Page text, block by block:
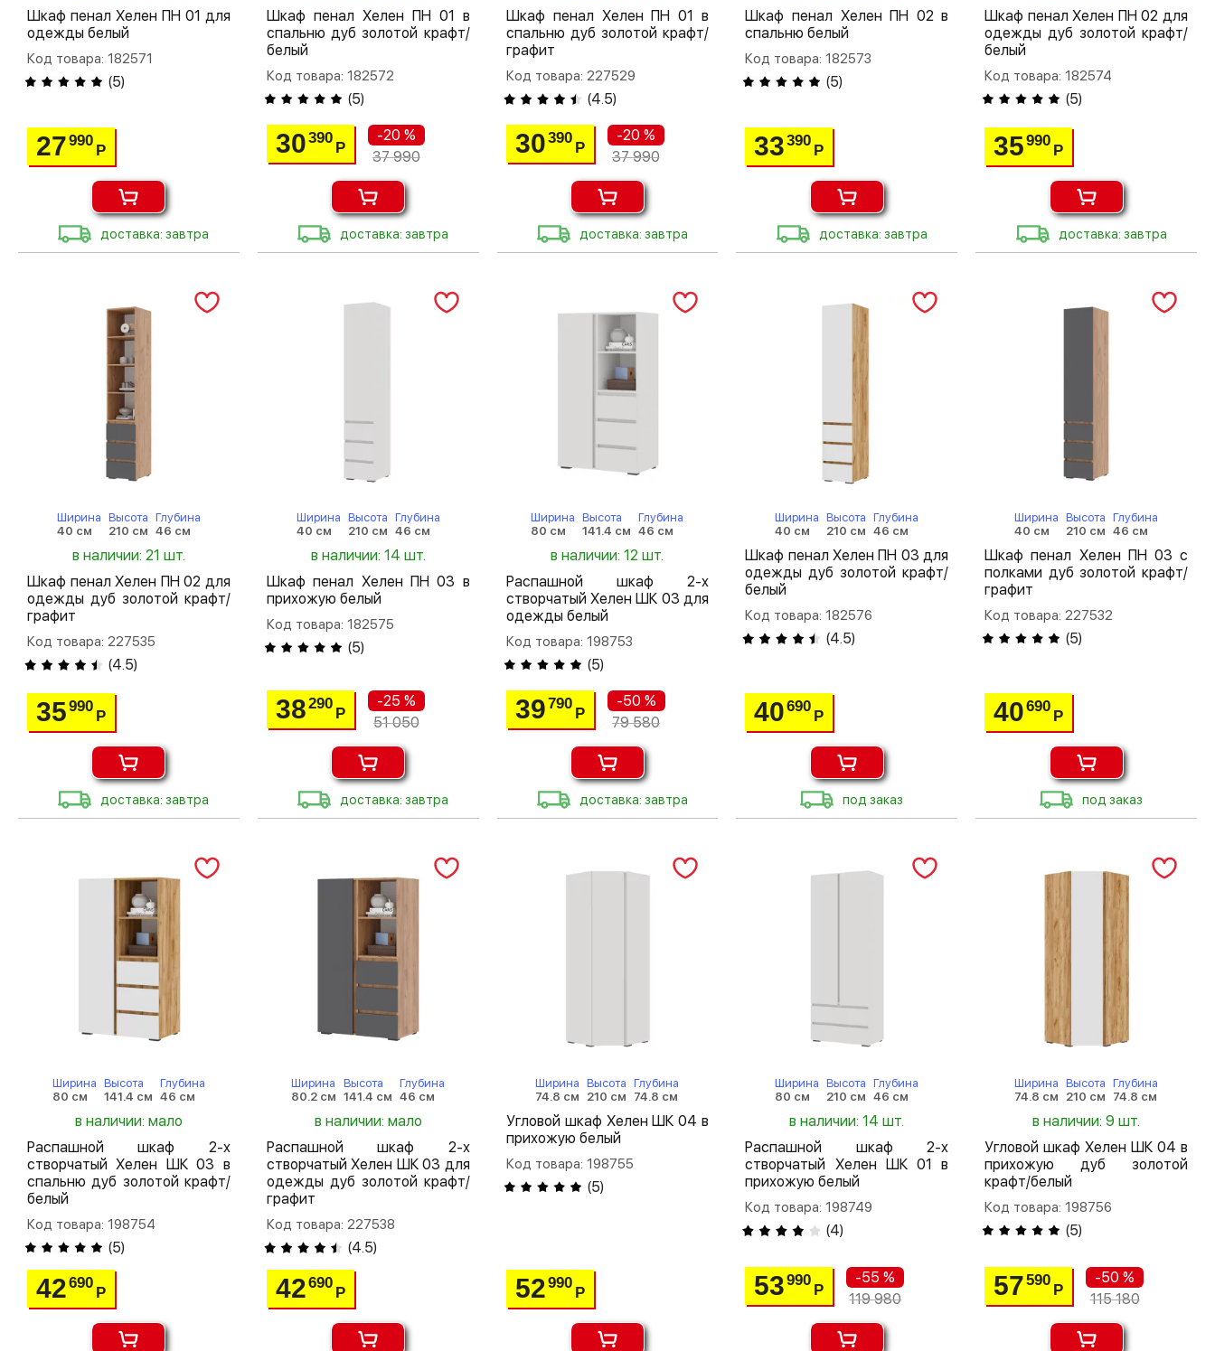
Шкаф пенал Хелен ПН 01 для
одежды белый
Код товара: 182571
(5)
27990
Р
доставка: завтра
Шкаф пенал Хелен ПН 01 в
спальню дуб золотой крафт/
белый
Код товара: 182572
(5)
30390
Р
-20 %
37 990
доставка: завтра
Шкаф пенал Хелен ПН 01 в
спальню дуб золотой крафт/
графит
Код товара: 227529
(4.5)
30390
Р
-20 %
37 990
доставка: завтра
Шкаф пенал Хелен ПН 02 в
спальню белый
Код товара: 182573
(5)
33390
Р
доставка: завтра
Шкаф пенал Хелен ПН 02 для
одежды дуб золотой крафт/
белый
Код товара: 182574
(5)
35990
Р
доставка: завтра
Ширина
40 см
Высота
210 см
Глубина
46 см
в наличии: 21 шт.
Шкаф пенал Хелен ПН 02 для
одежды дуб золотой крафт/
графит
Код товара: 227535
(4.5)
35990
Р
доставка: завтра
Ширина
40 см
Высота
210 см
Глубина
46 см
в наличии: 14 шт.
Шкаф пенал Хелен ПН 03 в
прихожую белый
Код товара: 182575
(5)
38290
Р
-25 %
51 050
доставка: завтра
Ширина
80 см
Высота
141.4 см
Глубина
46 см
в наличии: 12 шт.
Распашной шкаф 2-х
створчатый Хелен ШК 03 для
одежды белый
Код товара: 198753
(5)
39790
Р
-50 %
79 580
доставка: завтра
Ширина
40 см
Высота
210 см
Глубина
46 см
Шкаф пенал Хелен ПН 03 для
одежды дуб золотой крафт/
белый
Код товара: 182576
(4.5)
40690
Р
под заказ
Ширина
40 см
Высота
210 см
Глубина
46 см
Шкаф пенал Хелен ПН 03 с
полками дуб золотой крафт/
графит
Код товара: 227532
(5)
40690
Р
под заказ
Ширина
80 см
Высота
141.4 см
Глубина
46 см
в наличии: мало
Распашной шкаф 2-х
створчатый Хелен ШК 03 в
спальню дуб золотой крафт/
белый
Код товара: 198754
(5)
42690
Р
Ширина
80.2 см
Высота
141.4 см
Глубина
46 см
в наличии: мало
Распашной шкаф 2-х
створчатый Хелен ШК 03 для
одежды дуб золотой крафт/
графит
Код товара: 227538
(4.5)
42690
Р
Ширина
74.8 см
Высота
210 см
Глубина
74.8 см
Угловой шкаф Хелен ШК 04 в
прихожую белый
Код товара: 198755
(5)
52990
Р
Ширина
80 см
Высота
210 см
Глубина
46 см
в наличии: 14 шт.
Распашной шкаф 2-х
створчатый Хелен ШК 01 в
прихожую белый
Код товара: 198749
(4)
53990
Р
-55 %
119 980
Ширина
74.8 см
Высота
210 см
Глубина
74.8 см
в наличии: 9 шт.
Угловой шкаф Хелен ШК 04 в
прихожую дуб золотой
крафт/белый
Код товара: 198756
(5)
57590
Р
-50 %
115 180